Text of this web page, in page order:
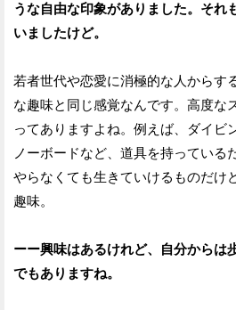
うな自由な印象がありました。それ
いましたけど。
若者世代や恋愛に消極的な人から
な趣味と同じ感覚なんです。高度な
ってありますよね。例えば、ダイビ
ノーボードなど、道具を持っている
やらなくても生きていけるものだけ
趣味。
ーー興味はあるけれど、自分からは
でもありますね。